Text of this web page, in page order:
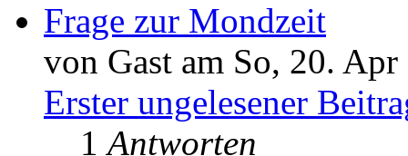
Frage zur Mondzeit
von Gast am So, 20.
Erster ungelesener
1Antworten